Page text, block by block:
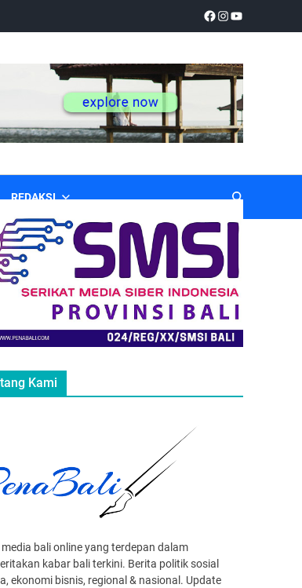
REDAKSI
Kami
bali online yang terdepan dalam
kabar bali terkini. Berita politik sosial
ekonomi bisnis, regional & nasional. Update